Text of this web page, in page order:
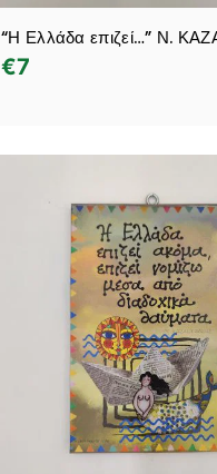
“Η Ελλάδα επιζεί…” Ν.
€7